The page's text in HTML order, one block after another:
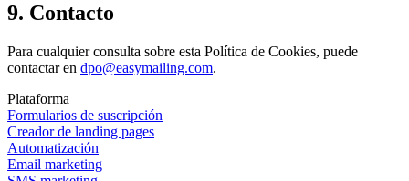
9. Contacto
Para cualquier consulta sobre esta Política de Cookies, puede
contactar en dpo@easymailing.com.
Plataforma
Formularios de suscripción
Creador de landing pages
Automatización
Email marketing